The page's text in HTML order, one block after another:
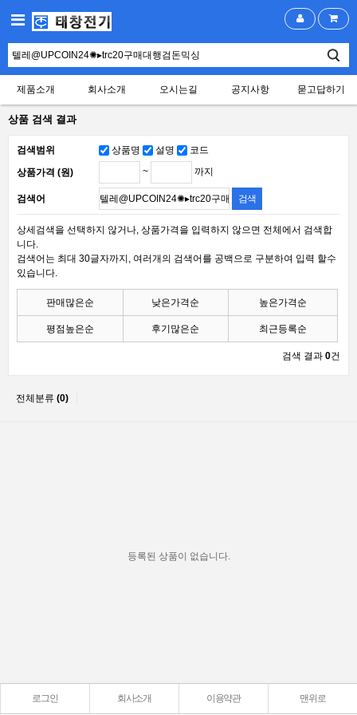
제품소개 회사소개 오시는길 공지사항 묻고답하기
상품 검색 결과
검색범위 상품명 설명
코드
상품가격 (원)
~ 까지
검색어
상세검색을 선택하지 않거나, 상품가격을 입력하지 않으면 전체에서 검색합
니다.
검색어는 최대 30글자까지, 여러개의 검색어를 공백으로 구분하여 입력 할수
있습니다.
판매많은순 낮은가격순 높은가격순
평점높은순 후기많은순 최근등록순
검색 결과 0건
전체분류 (0)
등록된 상품이 없습니다.
로그인 회사소개 이용약관 맨위로